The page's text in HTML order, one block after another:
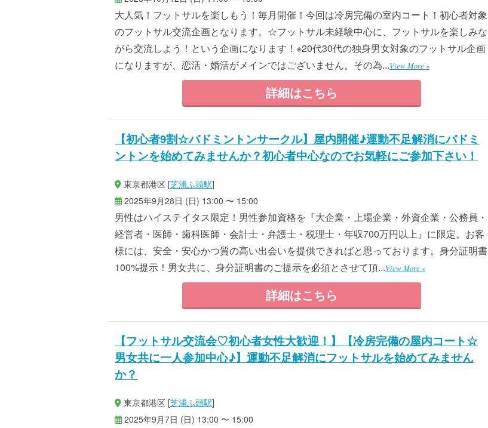
大人気！フットサルを楽しもう！毎月開催！今回は冷房完備の室内コート！初心者対象
のフットサル交流企画となります。☆フットサル未経験中心に、フットサルを楽しみな
がら交流しよう！という企画になります！※20代30代の独身男女対象のフットサル企画
になりますが、恋活・婚活がメインではございません。その為...View More »
詳細はこちら
【初心者9割☆バドミントンサークル】屋内開催♪運動不足解消にバドミ
ントンを始めてみませんか？初心者中心なのでお気軽にご参加下さい！
東京都港区 [芝浦ふ頭駅]
2025年9月28日 (日) 13:00 〜 15:00
男性はハイステイタス限定！男性参加資格を『大企業・上場企業・外資企業・公務員・
経営者・医師・歯科医師・会計士・弁護士・税理士・年収700万円以上』に限定。お客
様には、安全・安心かつ質の高い出会いを提供できればと思っております。身分証明書
100%提示！男女共に、身分証明書のご提示を必須とさせて頂...View More »
詳細はこちら
【フットサル交流会♡初心者女性大歓迎！】【冷房完備の屋内コート☆
男女共に一人参加中心♪】運動不足解消にフットサルを始めてみません
か？
東京都港区 [芝浦ふ頭駅]
2025年9月7日 (日) 13:00 〜 15:00